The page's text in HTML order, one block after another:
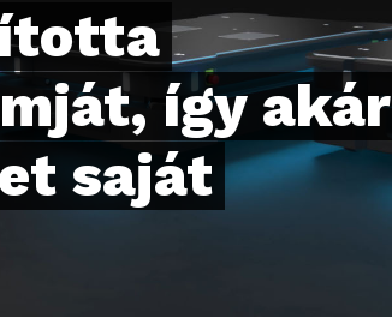
így akár
saját